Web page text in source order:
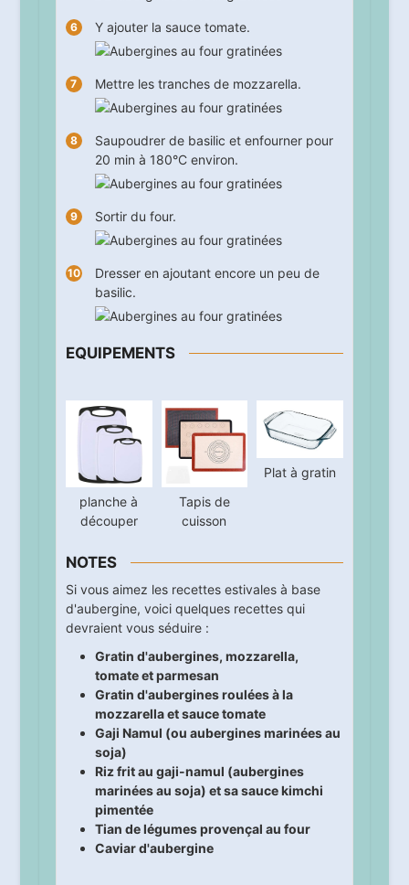
Y ajouter la sauce tomate.
Mettre les tranches de mozzarella.
Saupoudrer de basilic et enfourner pour
20 min à 180°C environ.
Sortir du four.
Dresser en ajoutant encore un peu de
basilic.
EQUIPEMENTS
planche à
découper
Tapis de
cuisson
Plat à gratin
NOTES
Si vous aimez les recettes estivales à base
d'aubergine, voici quelques recettes qui
devraient vous séduire :
Gratin d'aubergines, mozzarella,
tomate et parmesan
Gratin d'aubergines roulées à la
mozzarella et sauce tomate
Gaji Namul (ou aubergines marinées au
soja)
Riz frit au gaji-namul (aubergines
marinées au soja) et sa sauce kimchi
pimentée
Tian de légumes provençal au four
Caviar d'aubergine